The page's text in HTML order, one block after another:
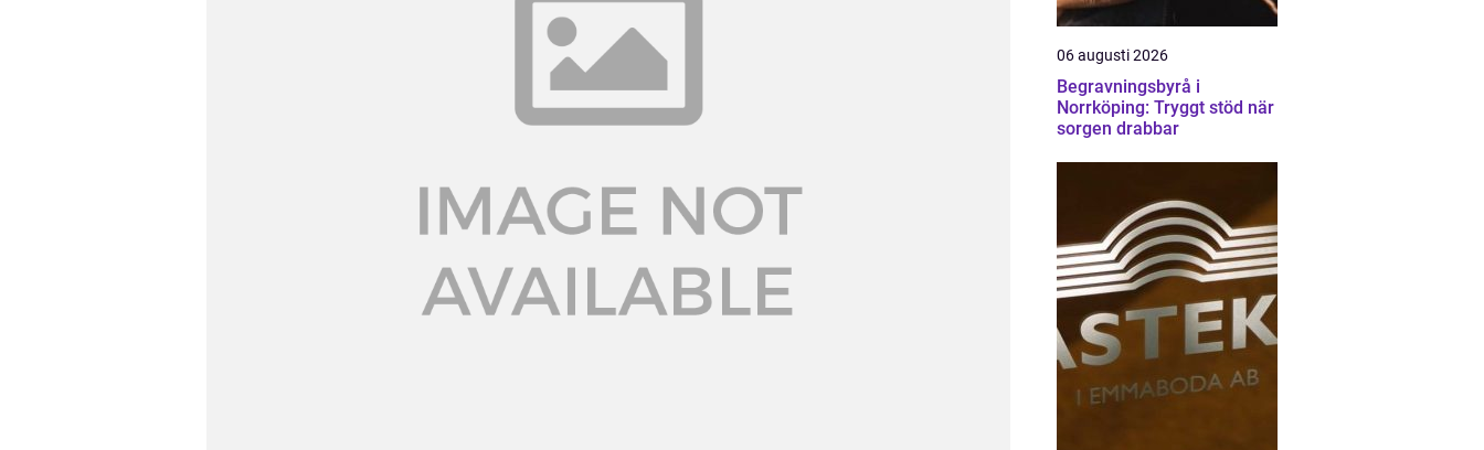
06 augusti 2026
Begravningsbyrå i
Norrköping: Tryggt stöd när
sorgen drabbar